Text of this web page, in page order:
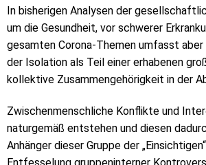
In bisherigen Analysen der
um die Gesundheit, vor schwerer
gesamten Corona-Themen umfasst
der Isolation als Teil einer erhabenen
kollektive Zusammengehörigkeit in der
Zwischenmenschliche Konflikte und
naturgemäß entstehen und diesen
Anhänger dieser Gruppe der
Entfesselung gruppeninterner